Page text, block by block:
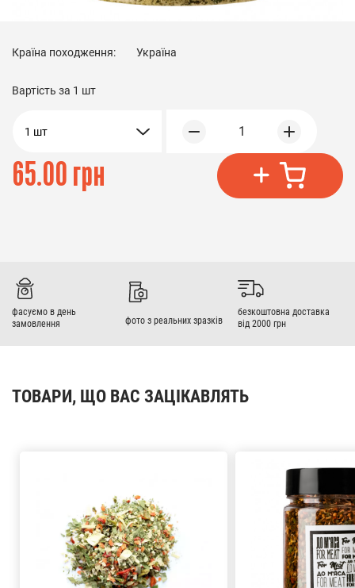
Країна походження: Україна
Вартість за 1 шт
1 шт 1
65.00 грн
фасуємо в день
замовлення
фото з реальних зразків
безкоштовна доставка
від 2000 грн
ТОВАРИ, ЩО ВАС ЗАЦІКАВЛЯТЬ